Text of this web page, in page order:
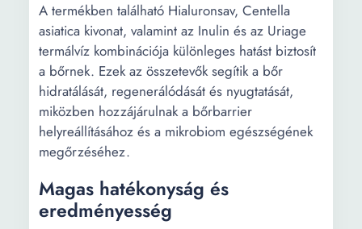
A termékben található Hialuronsav, Centella
asiatica kivonat, valamint az Inulin és az Uriage
termálvíz kombinációja különleges hatást biztosít
a bőrnek. Ezek az összetevők segítik a bőr
hidratálását, regenerálódását és nyugtatását,
miközben hozzájárulnak a bőrbarrier
helyreállításához és a mikrobiom egészségének
megőrzéséhez.
Magas hatékonyság és
eredményesség